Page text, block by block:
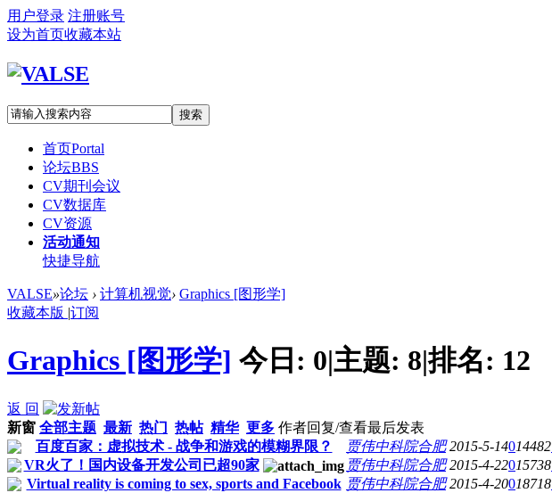
用户登录 注册账号
设为首页收藏本站
搜索
首页Portal
论坛BBS
CV期刊会议
CV数据库
CV资源
活动通知
快捷导航
VALSE»论坛 › 计算机视觉› Graphics [图形学]
收藏本版 |订阅
Graphics [图形学] 今日: 0|主题: 8|排名: 12
返 回
新窗 全部主题 最新 热门 热帖 精华 更多 作者回复/查看最后发表
百度百家：虚拟技术 - 战争和游戏的模糊界限？
贾伟中科院合肥 2015-5-14014482
VR火了！国内设备开发公司已超90家
贾伟中科院合肥 2015-4-22015738
Virtual reality is coming to sex, sports and Facebook 贾伟中科院合肥 2015-4-20018718